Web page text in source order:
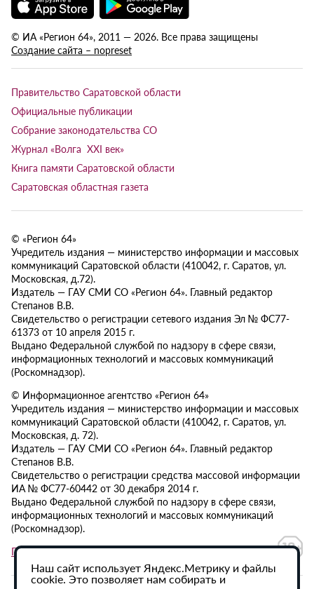
© ИА «Регион 64», 2011 — 2026. Все права защищены
Создание сайта – nopreset
Правительство Саратовской области
Официальные публикации
Собрание законодательства СО
Журнал «Волга XXI век»
Книга памяти Саратовской области
Саратовская областная газета
© «Регион 64»
Учредитель издания — министерство информации и массовых
коммуникаций Саратовской области (410042, г. Саратов, ул.
Московская, д.72).
Издатель — ГАУ СМИ СО «Регион 64». Главный редактор
Степанов В.В.
Свидетельство о регистрации сетевого издания Эл № ФС77-
61373 от 10 апреля 2015 г.
Выдано Федеральной службой по надзору в сфере связи,
информационных технологий и массовых коммуникаций
(Роскомнадзор).
© Информационное агентство «Регион 64»
Учредитель издания — министерство информации и массовых
коммуникаций Саратовской области (410042, г. Саратов, ул.
Московская, д. 72).
Издатель — ГАУ СМИ СО «Регион 64». Главный редактор
Степанов В.В.
Свидетельство о регистрации средства массовой информации
ИА № ФС77-60442 от 30 декабря 2014 г.
Выдано Федеральной службой по надзору в сфере связи,
информационных технологий и массовых коммуникаций
(Роскомнадзор).
Политика в отношении обработки персональных данных
Наш сайт использует Яндекс.Метрику и файлы
cookie. Это позволяет нам собирать и